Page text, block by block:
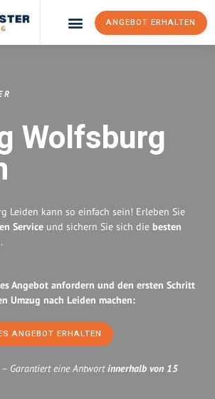
ANGEBOT ERHALTEN
Wolfsburg
Leiden kann so einfach sein! Erleben Sie
Service und sichern Sie sich die besten
.
Angebot anfordern und den ersten Schritt
Umzug nach Leiden machen:
ANGEBOT ERHALTEN
– Garantiert eine Antwortinnerhalb von 15